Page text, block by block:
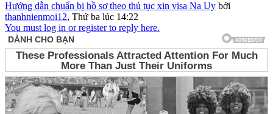
Hướng dẫn chuẩn bị hồ sơ theo thủ tục xin visa Na Uy bởi
thanhnienmoi12, Thứ ba lúc 14:22
You must log in or register to reply here.